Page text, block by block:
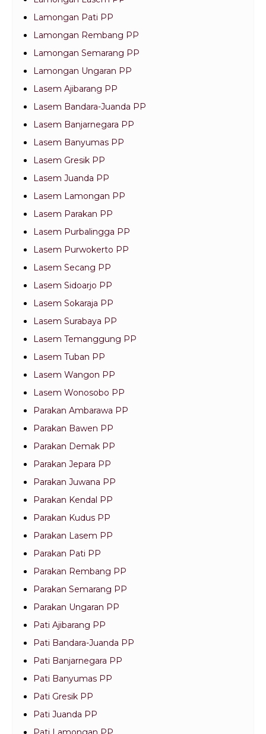
Lamongan Pati PP
Lamongan Rembang PP
Lamongan Semarang PP
Lamongan Ungaran PP
Lasem Ajibarang PP
Lasem Bandara-Juanda PP
Lasem Banjarnegara PP
Lasem Banyumas PP
Lasem Gresik PP
Lasem Juanda PP
Lasem Lamongan PP
Lasem Parakan PP
Lasem Purbalingga PP
Lasem Purwokerto PP
Lasem Secang PP
Lasem Sidoarjo PP
Lasem Sokaraja PP
Lasem Surabaya PP
Lasem Temanggung PP
Lasem Tuban PP
Lasem Wangon PP
Lasem Wonosobo PP
Parakan Ambarawa PP
Parakan Bawen PP
Parakan Demak PP
Parakan Jepara PP
Parakan Juwana PP
Parakan Kendal PP
Parakan Kudus PP
Parakan Lasem PP
Parakan Pati PP
Parakan Rembang PP
Parakan Semarang PP
Parakan Ungaran PP
Pati Ajibarang PP
Pati Bandara-Juanda PP
Pati Banjarnegara PP
Pati Banyumas PP
Pati Gresik PP
Pati Juanda PP